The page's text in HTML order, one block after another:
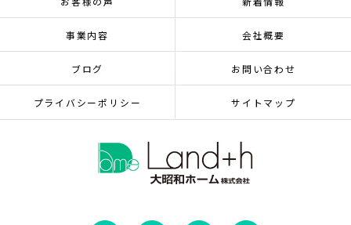
事業内容 会社概要
ブログ お問い合わせ
プライバシーポリシー サイトマップ